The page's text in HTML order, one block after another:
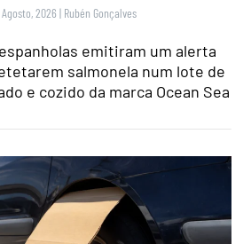
2026 | Rubén Gonçalves
emitiram um alerta
salmonela num lote de
e cozido da marca Ocean Sea